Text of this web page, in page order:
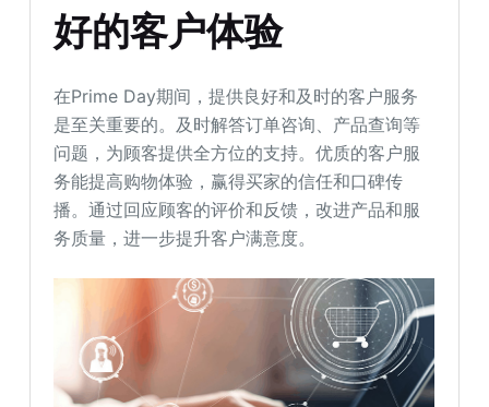
好的客户体验
在Prime Day期间，提供良好和及时的客户服务
是至关重要的。及时解答订单咨询、产品查询等
问题，为顾客提供全方位的支持。优质的客户服
务能提高购物体验，赢得买家的信任和口碑传
播。通过回应顾客的评价和反馈，改进产品和服
务质量，进一步提升客户满意度。